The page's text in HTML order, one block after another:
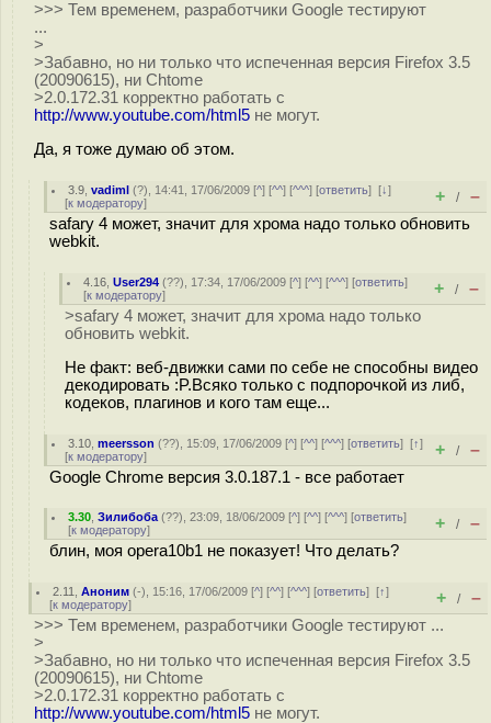
>>> Тем временем, разработчики Google тестируют
...
>
>Забавно, но ни только что испеченная версия Firefox 3.5
(20090615), ни Chtome
>2.0.172.31 корректно работать с
http://www.youtube.com/html5 не могут.
Да, я тоже думаю об этом.
3.9 ,vadiml (?), 14:41, 17/06/2009 [^] [^^] [^^^] [ответить][↓]
[к модератору] + / –
safary 4 может, значит для хрома надо только обновить
webkit.
4.16 ,User294 (??), 17:34, 17/06/2009 [^] [^^] [^^^] [ответить]
[к модератору] + / –
>safary 4 может, значит для хрома надо только
обновить webkit.
Не факт: веб-движки сами по себе не способны видео
декодировать :P.Всяко только с подпорочкой из либ,
кодеков, плагинов и кого там еще...
3.10 ,meersson (??), 15:09, 17/06/2009 [^] [^^] [^^^] [ответить][↑]
[к модератору] + / –
Google Chrome версия 3.0.187.1 - все работает
3.30 ,Зилибоба (??), 23:09, 18/06/2009 [^] [^^] [^^^] [ответить]
[к модератору] + / –
блин, моя opera10b1 не показует! Что делать?
2.11 ,Аноним (-), 15:16, 17/06/2009 [^] [^^] [^^^] [ответить][↑]
[к модератору] + / –
>>> Тем временем, разработчики Google тестируют ...
>
>Забавно, но ни только что испеченная версия Firefox 3.5
(20090615), ни Chtome
>2.0.172.31 корректно работать с
http://www.youtube.com/html5 не могут.